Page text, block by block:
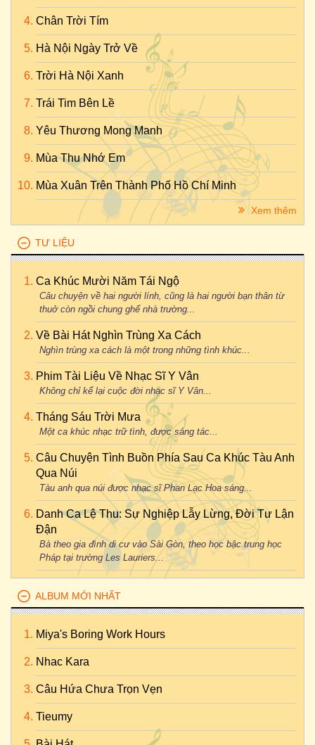
Chân Trời Tím
Hà Nội Ngày Trở Về
Trời Hà Nội Xanh
Trái Tim Bên Lề
Yêu Thương Mong Manh
Mùa Thu Nhớ Em
Mùa Xuân Trên Thành Phố Hồ Chí Minh
Xem thêm
TƯ LIỆU
Ca Khúc Mười Năm Tái Ngộ
Câu chuyện về hai người lính, cũng là hai người bạn thân từ
thuở còn ngồi chung ghế nhà trường...
Về Bài Hát Nghìn Trùng Xa Cách
Nghìn trùng xa cách là một trong những tình khúc...
Phim Tài Liệu Về Nhạc Sĩ Y Vân
Không chỉ kể lại cuộc đời nhạc sĩ Y Vân...
Tháng Sáu Trời Mưa
Một ca khúc nhạc trữ tình, được sáng tác...
Câu Chuyện Tình Buồn Phía Sau Ca Khúc Tàu Anh
Qua Núi
Tàu anh qua núi được nhạc sĩ Phan Lạc Hoa sáng...
Danh Ca Lệ Thu: Sự Nghiệp Lẫy Lừng, Đời Tư Lận
Đận
Bà theo gia đình di cư vào Sài Gòn, theo học bậc trung học
Pháp tại trường Les Lauriers...
ALBUM MỚI NHẤT
Miya's Boring Work Hours
Nhac Kara
Câu Hứa Chưa Trọn Vẹn
Tieumy